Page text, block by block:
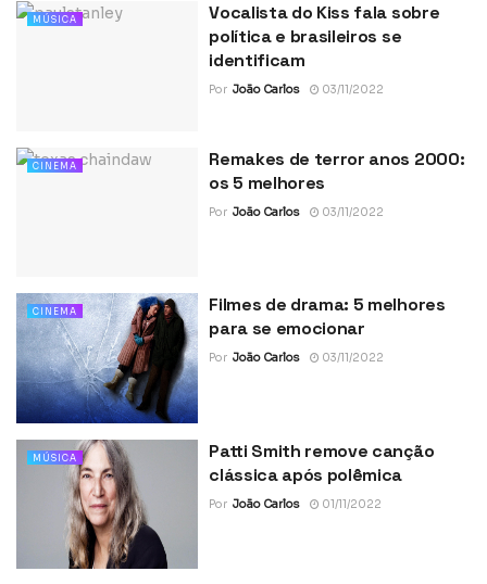
MÚSICA
Vocalista do Kiss fala sobre
política e brasileiros se
identificam
Por João Carlos 03/11/2022
CINEMA
Remakes de terror anos 2000:
os 5 melhores
Por João Carlos 03/11/2022
CINEMA
Filmes de drama: 5 melhores
para se emocionar
Por João Carlos 03/11/2022
MÚSICA
Patti Smith remove canção
clássica após polêmica
Por João Carlos 01/11/2022